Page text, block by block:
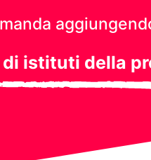
di istituti della